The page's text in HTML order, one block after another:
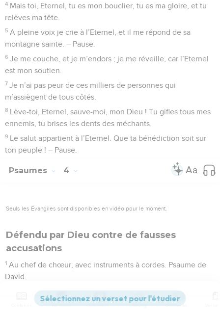
4 Mais toi, Eternel, tu es mon bouclier, tu es ma gloire, et tu
relèves ma tête.
5 A pleine voix je crie à l’Eternel, et il me répond de sa
montagne sainte. – Pause.
6 Je me couche, et je m’endors ; je me réveille, car l’Eternel
est mon soutien.
7 Je n’ai pas peur de ces milliers de personnes qui
m’assiègent de tous côtés.
8 Lève-toi, Eternel, sauve-moi, mon Dieu ! Tu gifles tous mes
ennemis, tu brises les dents des méchants.
9 Le salut appartient à l’Eternel. Que ta bénédiction soit sur
ton peuple ! – Pause.
Psaumes 4
Seuls les Évangiles sont disponibles en vidéo pour le moment.
Défendu par Dieu contre de fausses
accusations
1 Au chef de chœur, avec instruments à cordes. Psaume de
David.
Quand je crie, réponds-moi, Dieu de ma justice ! Quand
j’étais dans la détresse, tu m’as mis au large. Aie pitié de
Versions Commentaires Strong